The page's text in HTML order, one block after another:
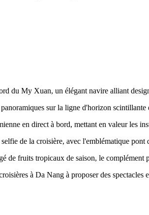
du My Xuan, un élégant navire alliant
sur la ligne d'horizon
en direct à bord, mettant en valeur les
de la croisière, avec l'emblématique
de fruits tropicaux de saison, le complément
à Da Nang à proposer des spectacles